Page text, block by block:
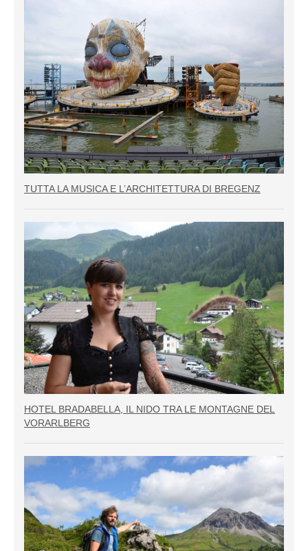
TUTTA LA MUSICA E L’ARCHITETTURA DI BREGENZ
HOTEL BRADABELLA, IL NIDO TRA LE MONTAGNE DEL
VORARLBERG